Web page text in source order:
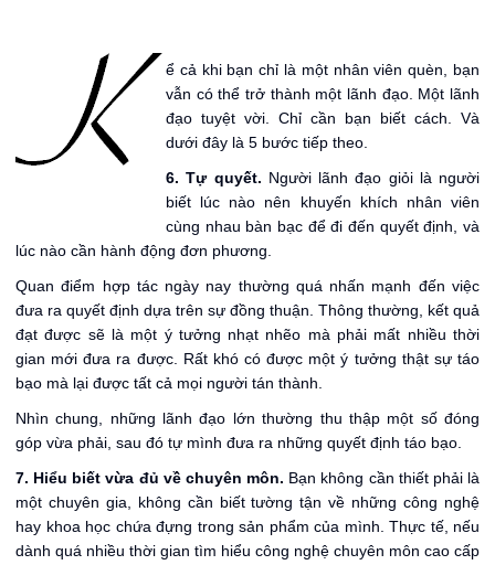
ể cả khi bạn chỉ là một nhân viên quèn, bạn
vẫn có thể trở thành một lãnh đạo. Một lãnh
đạo tuyệt vời. Chỉ cần bạn biết cách. Và
dưới đây là 5 bước tiếp theo.
6. Tự quyết. Người lãnh đạo giỏi là người
biết lúc nào nên khuyến khích nhân viên
cùng nhau bàn bạc để đi đến quyết định, và
lúc nào cần hành động đơn phương.
Quan điểm hợp tác ngày nay thường quá nhấn mạnh đến việc
đưa ra quyết định dựa trên sự đồng thuận. Thông thường, kết quả
đạt được sẽ là một ý tưởng nhạt nhẽo mà phải mất nhiều thời
gian mới đưa ra được. Rất khó có được một ý tưởng thật sự táo
bạo mà lại được tất cả mọi người tán thành.
Nhìn chung, những lãnh đạo lớn thường thu thập một số đóng
góp vừa phải, sau đó tự mình đưa ra những quyết định táo bạo.
7. Hiểu biết vừa đủ về chuyên môn. Bạn không cần thiết phải là
một chuyên gia, không cần biết tường tận về những công nghệ
hay khoa học chứa đựng trong sản phẩm của mình. Thực tế, nếu
dành quá nhiều thời gian tìm hiểu công nghệ chuyên môn cao cấp